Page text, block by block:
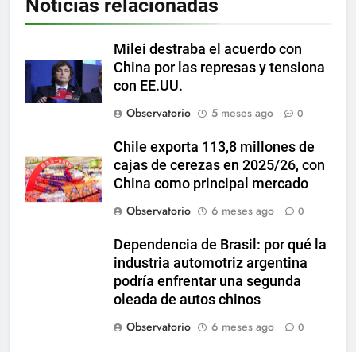
Noticias relacionadas
Milei destraba el acuerdo con
China por las represas y tensiona
con EE.UU.
Observatorio
5 meses ago 0
Chile exporta 113,8 millones de
cajas de cerezas en 2025/26, con
China como principal mercado
Observatorio
6 meses ago 0
Dependencia de Brasil: por qué la
industria automotriz argentina
podría enfrentar una segunda
oleada de autos chinos
Observatorio
6 meses ago 0